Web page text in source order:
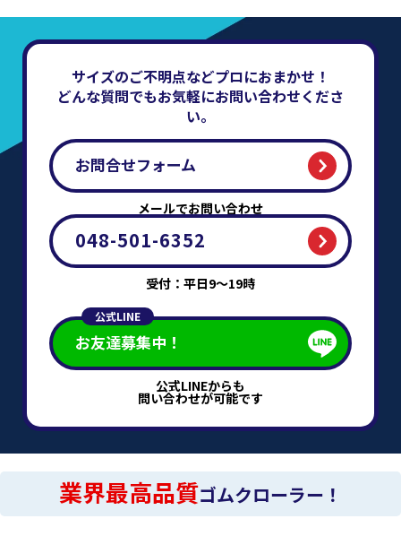
サイズのご不明点などプロにおまかせ！
どんな質問でもお気軽にお問い合わせくださ
い。
お問合せフォーム
メールでお問い合わせ
048-501-6352
受付：平日9～19時
公式LINE
お友達募集中！
公式LINEからも
問い合わせが可能です
業界最高品質ゴムクローラー！